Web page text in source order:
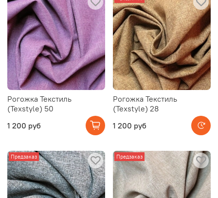
Рогожка Текстиль
(Texstyle) 50
1 200 руб
Рогожка Текстиль
(Texstyle) 28
1 200 руб
Предзаказ Предзаказ